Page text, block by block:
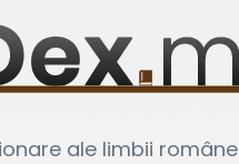
ale limbii române